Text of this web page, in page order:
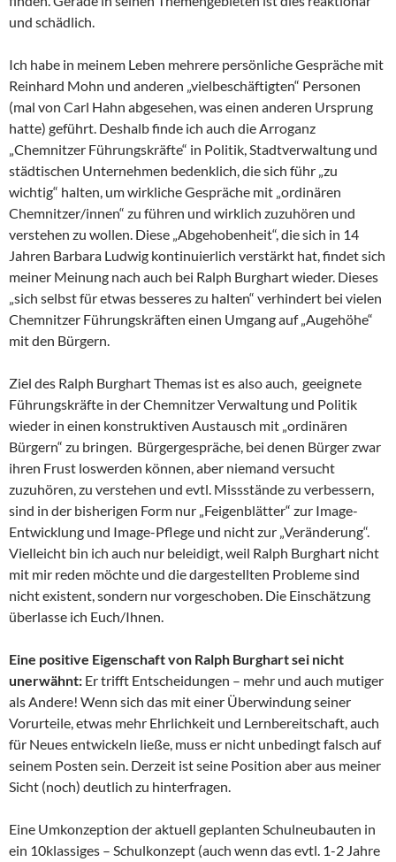
und schädlich.
Ich habe in meinem Leben mehrere persönliche Gespräche mit
Reinhard Mohn und anderen „vielbeschäftigten“ Personen
(mal von Carl Hahn abgesehen, was einen anderen Ursprung
hatte) geführt. Deshalb finde ich auch die Arroganz
„Chemnitzer Führungskräfte“ in Politik, Stadtverwaltung und
städtischen Unternehmen bedenklich, die sich führ „zu
wichtig“ halten, um wirkliche Gespräche mit „ordinären
Chemnitzer/innen“ zu führen und wirklich zuzuhören und
verstehen zu wollen. Diese „Abgehobenheit“, die sich in 14
Jahren Barbara Ludwig kontinuierlich verstärkt hat, findet sich
meiner Meinung nach auch bei Ralph Burghart wieder. Dieses
„sich selbst für etwas besseres zu halten“ verhindert bei vielen
Chemnitzer Führungskräften einen Umgang auf „Augehöhe“
mit den Bürgern.
Ziel des Ralph Burghart Themas ist es also auch, geeignete
Führungskräfte in der Chemnitzer Verwaltung und Politik
wieder in einen konstruktiven Austausch mit „ordinären
Bürgern“ zu bringen. Bürgergespräche, bei denen Bürger zwar
ihren Frust loswerden können, aber niemand versucht
zuzuhören, zu verstehen und evtl. Missstände zu verbessern,
sind in der bisherigen Form nur „Feigenblätter“ zur Image-
Entwicklung und Image-Pflege und nicht zur „Veränderung“.
Vielleicht bin ich auch nur beleidigt, weil Ralph Burghart nicht
mit mir reden möchte und die dargestellten Probleme sind
nicht existent, sondern nur vorgeschoben. Die Einschätzung
überlasse ich Euch/Ihnen.
Eine positive Eigenschaft von Ralph Burghart sei nicht
unerwähnt: Er trifft Entscheidungen – mehr und auch mutiger
als Andere! Wenn sich das mit einer Überwindung seiner
Vorurteile, etwas mehr Ehrlichkeit und Lernbereitschaft, auch
für Neues entwickeln ließe, muss er nicht unbedingt falsch auf
seinem Posten sein. Derzeit ist seine Position aber aus meiner
Sicht (noch) deutlich zu hinterfragen.
Eine Umkonzeption der aktuell geplanten Schulneubauten in
ein 10klassiges – Schulkonzept (auch wenn das evtl. 1-2 Jahre